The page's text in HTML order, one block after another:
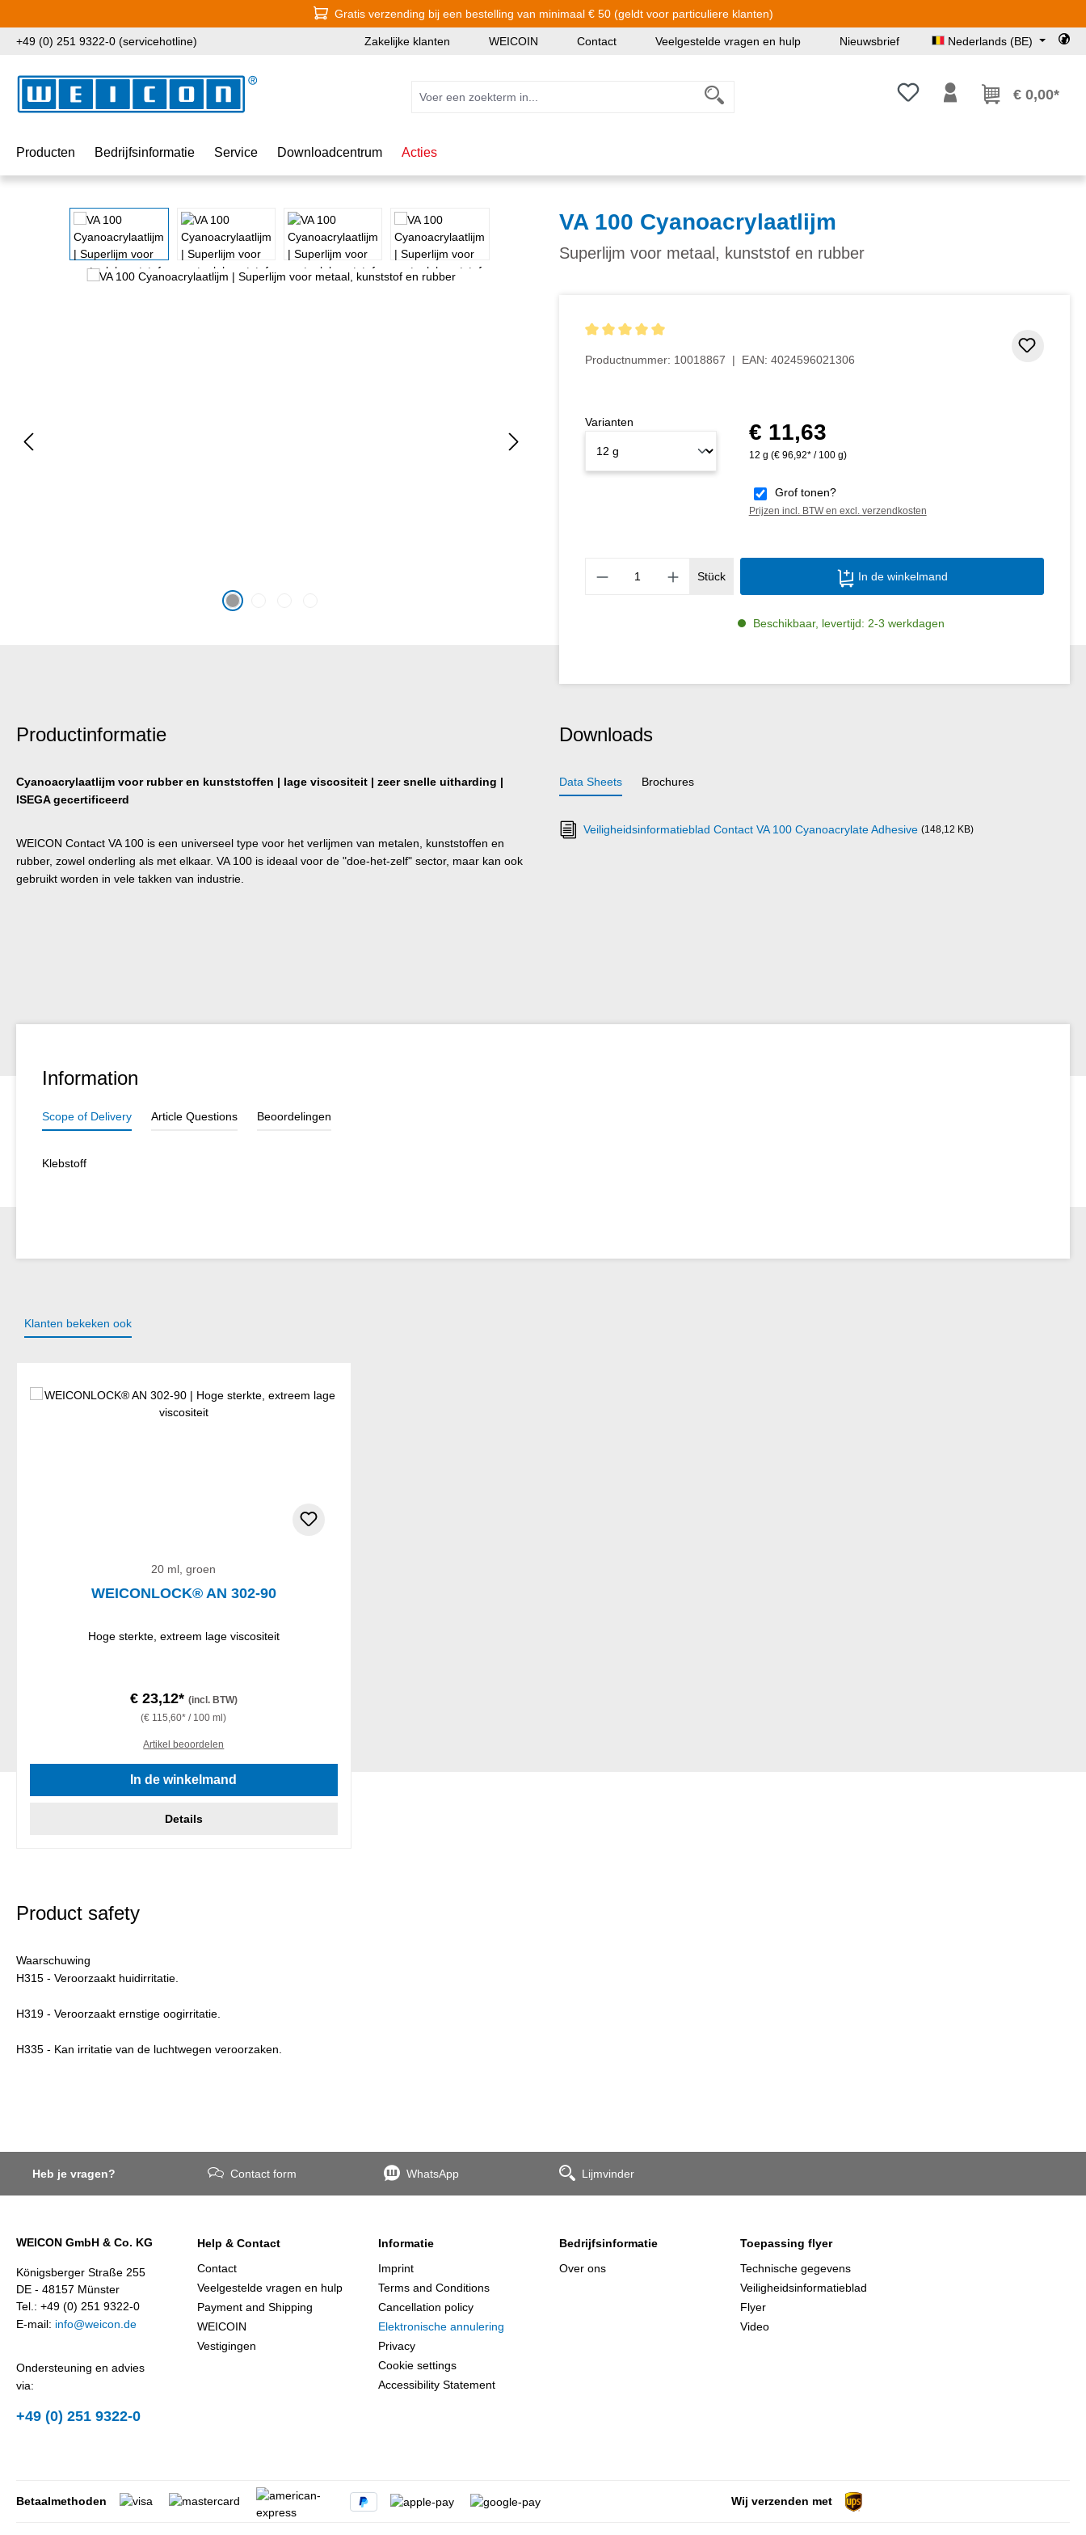
Gratis verzending bij een bestelling van minimaal € 50 (geldt voor particuliere klanten)
+49 (0) 251 9322-0 (servicehotline) Zakelijke klanten WEICOIN Contact Veelgestelde vragen en hulp Nieuwsbrief Nederlands (BE)
Je hebt 0 items op je€ 0,00*
Producten Bedrijfsinformatie Service Downloadcentrum Acties
Afbeeldingengalerij overslaan VA 100 Cyanoacrylaatlijm
Superlijm voor metaal, kunststof en rubber
Productnummer: 10018867 | EAN: 4024596021306
Normale prijs:
€ 11,63
12 g (€ 96,92* / 100 g)
Grof tonen?
Prijzen incl. BTW en excl. verzendkosten
Varianten
Producthoeveelheid: Voer de gewenste
Stück In de winkelmand
Beschikbaar, levertijd: 2-3 werkdagen
Productinformatie
Cyanoacrylaatlijm voor rubber en kunststoffen | lage viscositeit | zeer snelle uitharding |
ISEGA gecertificeerd
WEICON Contact VA 100 is een universeel type voor het verlijmen van metalen, kunststoffen en
rubber, zowel onderling als met elkaar. VA 100 is ideaal voor de "doe-het-zelf" sector, maar kan ook
gebruikt worden in vele takken van industrie.
Downloads
Data Sheets Brochures
Veiligheidsinformatieblad Contact VA 100 Cyanoacrylate Adhesive (148,12 KB)
Information
Scope of Delivery Article Questions Beoordelingen
Klebstoff
Klanten bekeken ook
20 ml, groen
WEICONLOCK® AN 302-90
Hoge sterkte, extreem lage viscositeit
€ 23,12* (incl. BTW)
(€ 115,60* / 100 ml)
Artikel beoordelen
In de winkelmand
Details
Product safety
Waarschuwing
H315 - Veroorzaakt huidirritatie.
H319 - Veroorzaakt ernstige oogirritatie.
H335 - Kan irritatie van de luchtwegen veroorzaken.
Heb je vragen? Contact form WhatsApp Lijmvinder
WEICON GmbH & Co. KG
Königsberger Straße 255
DE - 48157 Münster
Tel.: +49 (0) 251 9322-0
E-mail: info@weicon.de
Ondersteuning en advies
via:
+49 (0) 251 9322-0
Help & Contact
Contact
Veelgestelde vragen en hulp
Payment and Shipping
WEICOIN
Vestigingen
Informatie
Imprint
Terms and Conditions
Cancellation policy
Elektronische annulering
Privacy
Cookie settings
Accessibility Statement
Bedrijfsinformatie
Over ons
Toepassing flyer
Technische gegevens
Veiligheidsinformatieblad
Flyer
Video
Betaalmethoden Wij verzenden met